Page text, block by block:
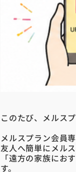
このたび、メルス
メルスプラン会員
友人へ簡単にメル
「遠方の家族にお
す。